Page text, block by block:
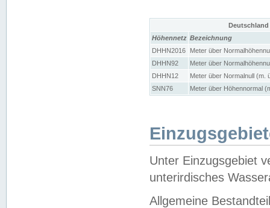
Höhennetz Bezeichnung
DHHN2016
Meter über
DHHN92
Meter über
DHHN12
Meter über Normalnull (m.
SNN76
Meter über Höhennormal
Unter Einzugsgebiet
unterirdisches
Allgemeine